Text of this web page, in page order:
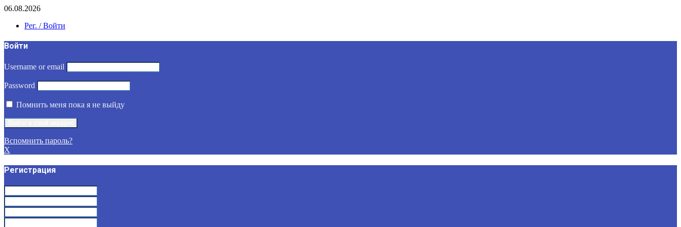
06.08.2026
Рег. / Войти
Войти
Username or email
Password
Помнить меня пока я не выйду
Вспомнить пароль?
X
Регистрация